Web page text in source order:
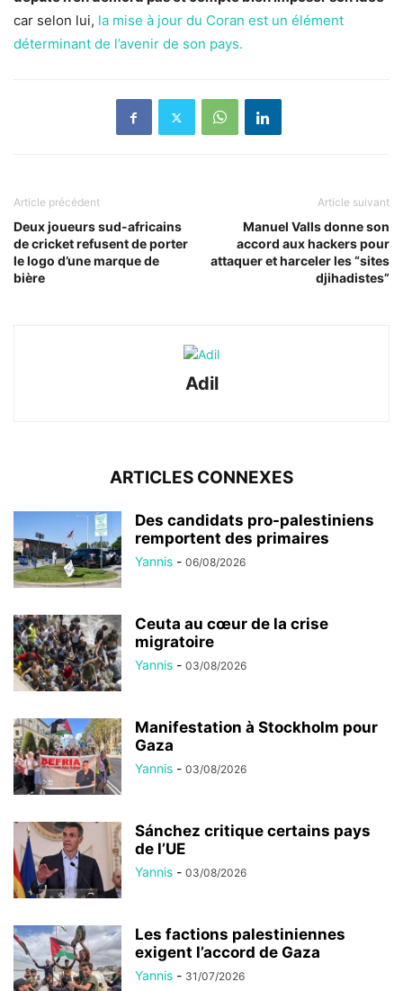
car selon lui, la mise à jour du Coran est un élément
déterminant de l’avenir de son pays.
Article précédent
Deux joueurs sud-africains
de cricket refusent de porter
le logo d’une marque de
bière
Article suivant
Manuel Valls donne son
accord aux hackers pour
attaquer et harceler les “sites
djihadistes”
Adil
ARTICLES CONNEXES
Des candidats pro-palestiniens
remportent des primaires
Yannis - 06/08/2026
Ceuta au cœur de la crise
migratoire
Yannis - 03/08/2026
Manifestation à Stockholm pour
Gaza
Yannis - 03/08/2026
Sánchez critique certains pays
de l’UE
Yannis - 03/08/2026
Les factions palestiniennes
exigent l’accord de Gaza
Yannis - 31/07/2026